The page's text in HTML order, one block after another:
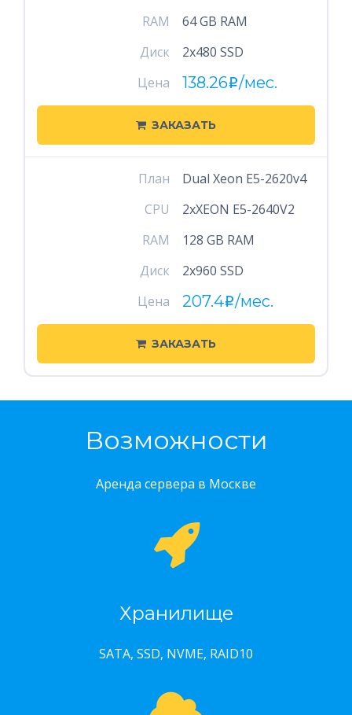
RAM
64 GB RAM
Диск
2x480 SSD
Цена
138.26i/мес.
ЗАКАЗАТЬ
План
Dual Xeon E5-2620v4
CPU
2xXEON E5-2640V2
RAM
128 GB RAM
Диск
2x960 SSD
Цена
207.4i/мес.
ЗАКАЗАТЬ
Возможности
Аренда сервера в Москве
Хранилище
SATA, SSD, NVME, RAID10